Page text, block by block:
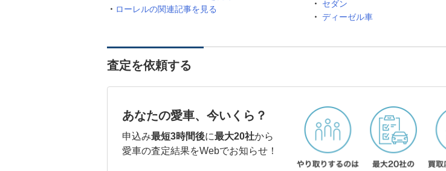
ローレルの関連記事を見る
セダン
ディーゼル車
査定を依頼する
あなたの愛車、今いくら？
申込み最短3時間後に最大20社から
愛車の査定結果をWebでお知らせ！